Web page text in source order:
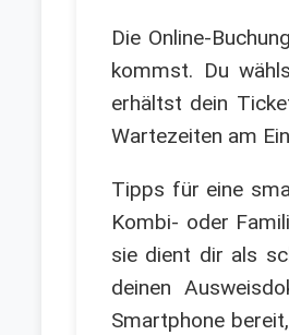
Die Online-
kommst. Du
erhältst dein
Wartezeiten am
Tipps für eine
Kombi- oder
sie dient dir als
deinen
Smartphone